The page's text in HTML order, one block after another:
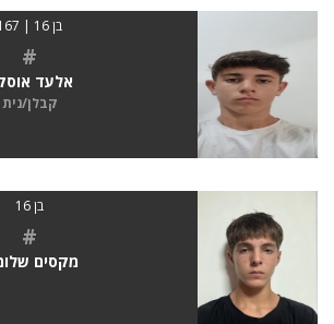
בן 16 | 167
#
אלעד
קבלן/נית
בן 16
#
מקסים